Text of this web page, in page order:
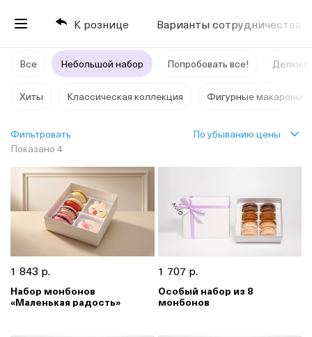
К рознице Варианты сотрудничества
Все Попробовать все! Делюкс
Небольшой набор
Хиты Классическая коллекция Фигурные макароны
Показано 4
Фильтровать По убыванию цены
1 843 р.
Набор монбонов
«Маленькая радость»
1 707 р.
Особый набор из 8
монбонов